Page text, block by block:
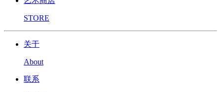
STORE
关于
About
联系